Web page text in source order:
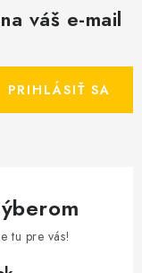
váš e-mail
PRIHLÁSIŤ SA
tu pre vás!